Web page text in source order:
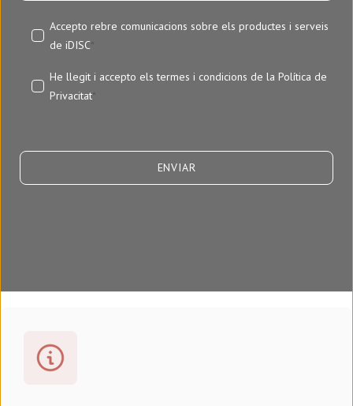
Accepto rebre comunicacions sobre els productes i serveis
de iDISC*
He llegit i accepto els termes i condicions de la Política de
Privacitat*